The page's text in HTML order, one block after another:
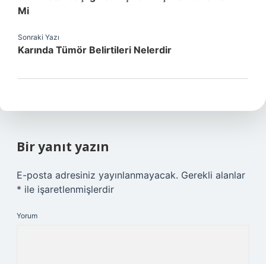
Mi
Sonraki Yazı
Karında Tümör Belirtileri Nelerdir
Bir yanıt yazın
E-posta adresiniz yayınlanmayacak. Gerekli alanlar
* ile işaretlenmişlerdir
Yorum